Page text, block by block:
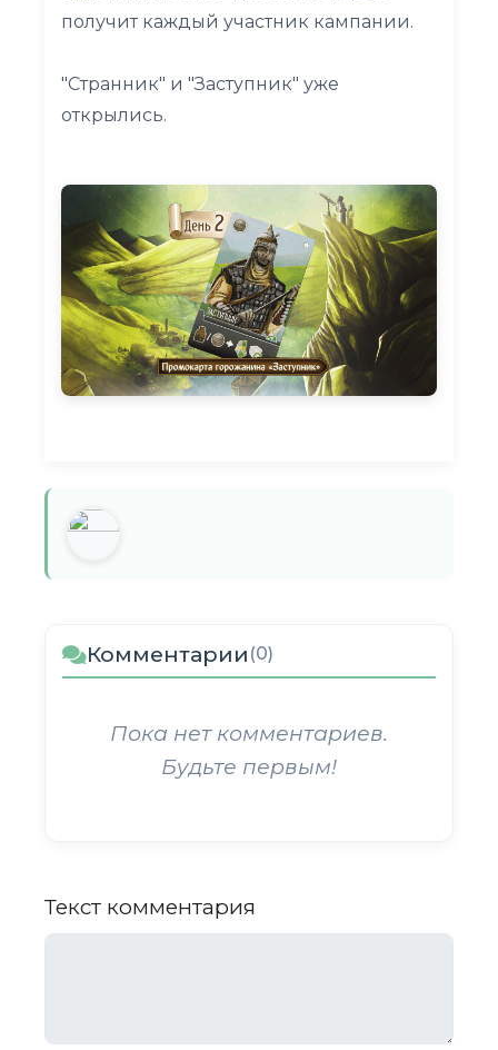
получит каждый участник кампании.
"Странник" и "Заступник" уже
открылись.
Комментарии (0)
Пока нет комментариев.
Будьте первым!
Текст комментария